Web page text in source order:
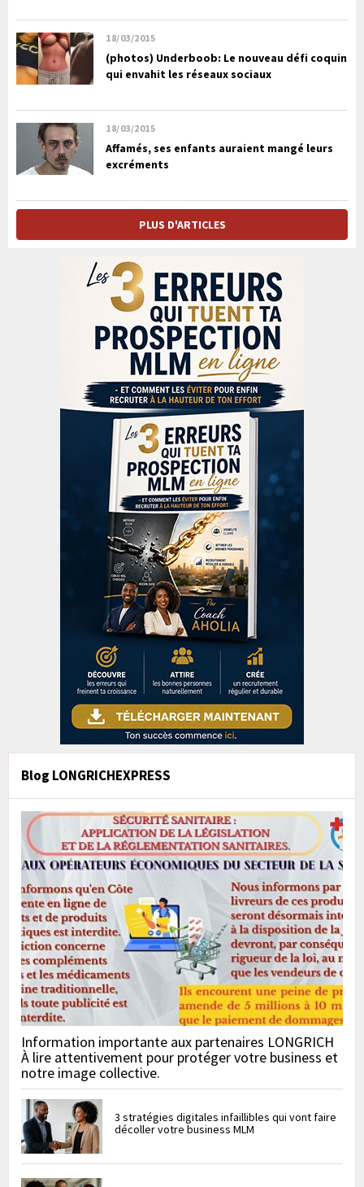
18/03/2015
(photos) Underboob: Le nouveau défi coquin
qui envahit les réseaux sociaux
18/03/2015
Affamés, ses enfants auraient mangé leurs
excréments
PLUS D'ARTICLES
Blog LONGRICHEXPRESS
Information importante aux partenaires LONGRICH
À lire attentivement pour protéger votre business et
notre image collective.
3 stratégies digitales infaillibles qui vont faire
décoller votre business MLM